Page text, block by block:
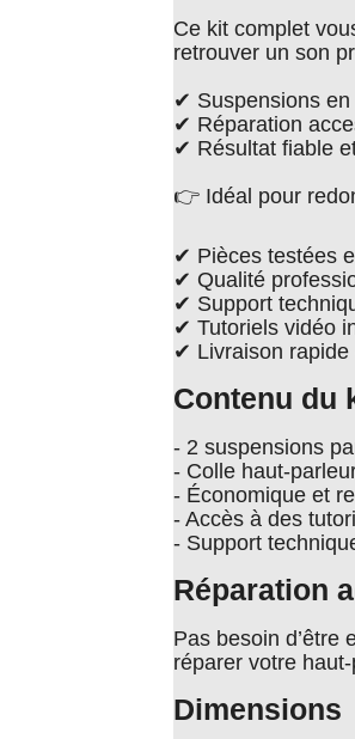
Ce kit complet
retrouver un son
✔ Suspensions
✔ Réparation
✔ Résultat fiable
👉 Idéal pour
✔ Pièces testées
✔ Qualité
✔ Support
✔ Tutoriels vidéo
✔ Livraison rapide
Contenu du
- 2 suspensions
- Colle haut-
- Économique et
- Accès à des
- Support
Réparation
Pas besoin d’être
réparer votre
Dimensions